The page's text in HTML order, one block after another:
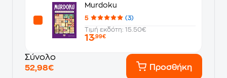
Murdoku
5
(3)
Τιμή εκδότη: 15.50€
13,99€
Σύνολο
52,98€
Προσθήκη